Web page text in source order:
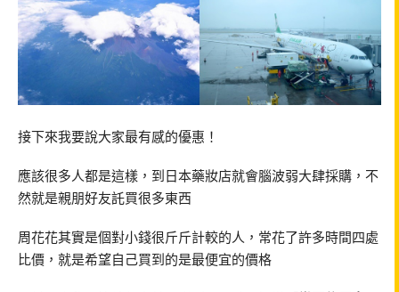
接下來我要說大家最有感的優惠！
應該很多人都是這樣，到日本藥妝店就會腦波弱大肆採購，不
然就是親朋好友託買很多東西
周花花其實是個對小錢很斤斤計較的人，常花了許多時間四處
比價，就是希望自己買到的是最便宜的價格